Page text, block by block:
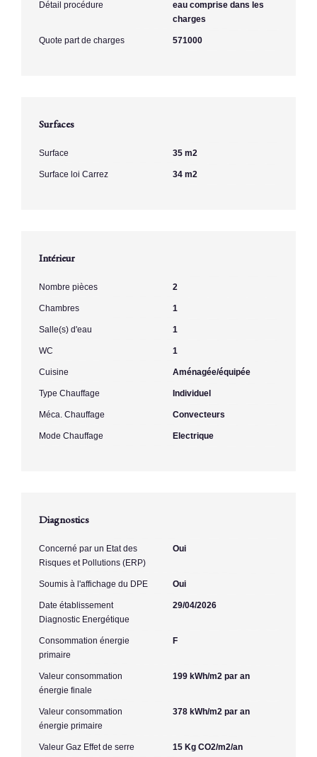
Détail procédure
eau comprise dans les
charges
Quote part de charges 571000
Surfaces
Surface 35 m2
Surface loi Carrez 34 m2
Intérieur
Nombre pièces 2
Chambres 1
Salle(s) d'eau 1
WC 1
Cuisine Aménagée/équipée
Type Chauffage Individuel
Méca. Chauffage Convecteurs
Mode Chauffage Electrique
Diagnostics
Concerné par un Etat des
Risques et Pollutions (ERP)
Oui
Soumis à l'affichage du DPE Oui
Date établissement
Diagnostic Energétique
29/04/2026
Consommation énergie
primaire
F
Valeur consommation
énergie finale
199 kWh/m2 par an
Valeur consommation
énergie primaire
378 kWh/m2 par an
Valeur Gaz Effet de serre 15 Kg CO2/m2/an